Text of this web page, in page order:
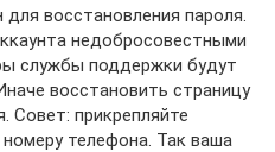
восстановления пароля.
недобросовестными
службы поддержки будут
восстановить страницу
Совет: прикрепляйте
телефона. Так ваша